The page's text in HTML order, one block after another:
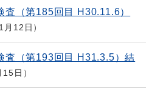
（第185回目 H30.11.6）
月12日
査（第193回目 H31.3.5）結
15日